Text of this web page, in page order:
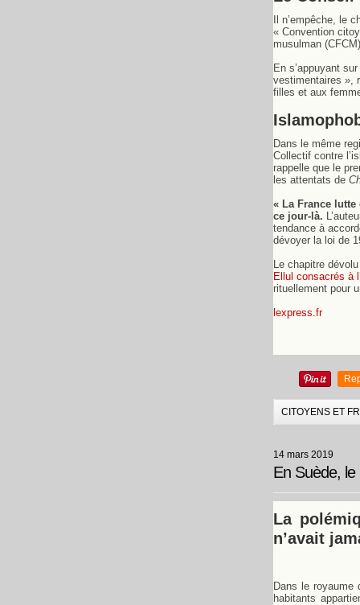
Il n’empêche, le
« Convention
musulman
En s’appuyant
vestimentaires »,
filles et aux
Dans le même
Collectif contre
rappelle que le
les attentats de
« La France
ce jour-là.
tendance à
dévoyer la loi de
Le chapitre
Ellul consacrés à
rituellement pour
lexpress.fr
CITOYENS ET
14 mars 2019
En Suède, le
La
n’avait
Dans le
habitants